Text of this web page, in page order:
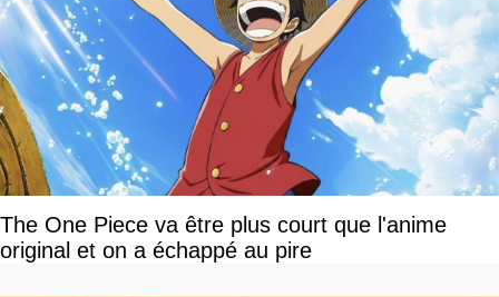
The One Piece va être plus court que l'anime
original et on a échappé au pire